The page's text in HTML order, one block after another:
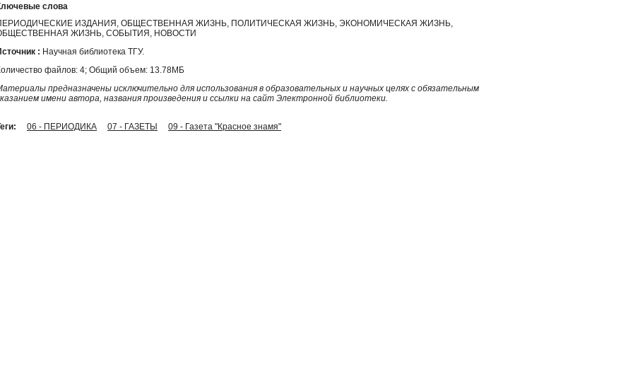
слова
ИЗДАНИЯ, ОБЩЕСТВЕННАЯ ЖИЗНЬ, ПОЛИТИЧЕСКАЯ ЖИЗНЬ, ЭКОНОМИЧЕСКАЯ ЖИЗНЬ,
ЖИЗНЬ, СОБЫТИЯ, НОВОСТИ
: Научная библиотека ТГУ.
файлов: 4; Общий объем: 13.78МБ
предназначены исключительно для использования в образовательных и научных целях с обязательным
имени автора, названия произведения и ссылки на сайт Электронной библиотеки.
06 - ПЕРИОДИКА 07 - ГАЗЕТЫ 09 - Газета "Красное знамя"